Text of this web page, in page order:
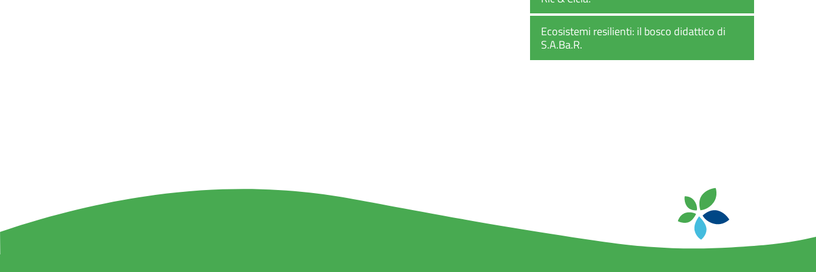
Ecosistemi resilienti: il bosco didattico di
S.A.Ba.R.